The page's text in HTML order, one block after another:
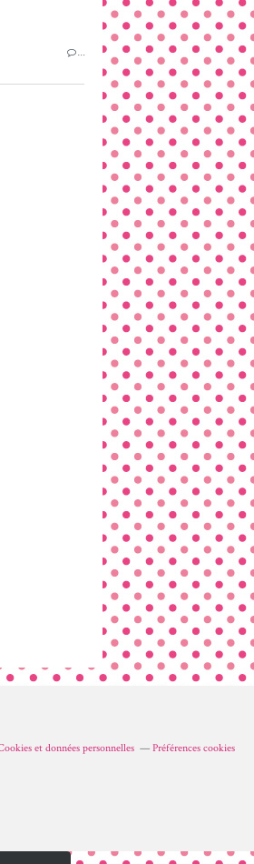
…
et données personnelles Préférences cookies